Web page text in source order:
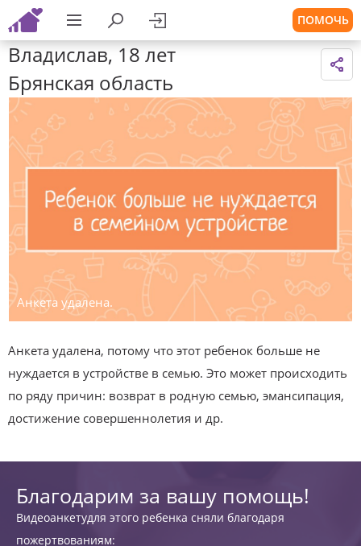
ПОМОЧЬ
Владислав, 18 лет
Брянская область
Анкета удалена.
Анкета удалена, потому что этот ребенок больше не
нуждается в устройстве в семью. Это может происходить
по ряду причин: возврат в родную семью, эмансипация,
достижение совершеннолетия и др.
Благодарим за вашу помощь!
Видеоанкетудля этого ребенка сняли благодаря
пожертвованиям: